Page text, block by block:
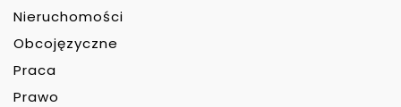
Nieruchomości
Obcojęzyczne
Praca
Prawo